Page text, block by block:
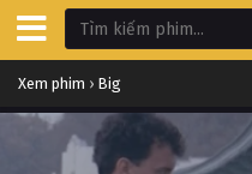
Xem phim › Big